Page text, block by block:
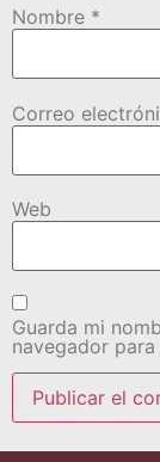
Nombre *
Correo
Web
Guarda mi
navegador